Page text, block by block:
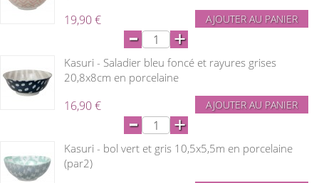
19,90 € AJOUTER AU PANIER
- +
Kasuri - Saladier bleu foncé et rayures grises
20,8x8cm en porcelaine
16,90 € AJOUTER AU PANIER
- +
Kasuri - bol vert et gris 10,5x5,5m en porcelaine
(par2)